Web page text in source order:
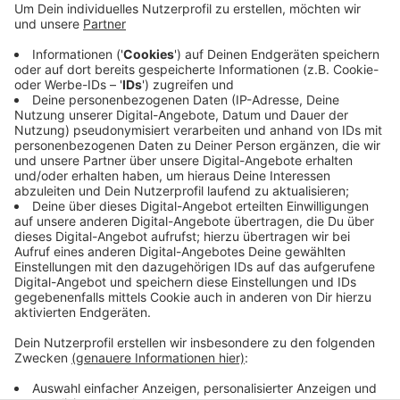
baulich an die Einstiegshöhe der Busse angepasst. Die
„Lindenberg Ort“ komplettiert nun die Maßnahmen.
Künftig können Fahrgäste, die in ihrer Bewegung
eingeschränkt sind, leichter ein- und aussteigen. Für
Menschen mit Sehbehinderungen wurden am Boden
Orientierungshilfen installiert. Die Kosten für die
gesamten Maßnahmen in Höhe von 451.000 Euro trägt
das Land NRW.
Anzeige
Anzeige